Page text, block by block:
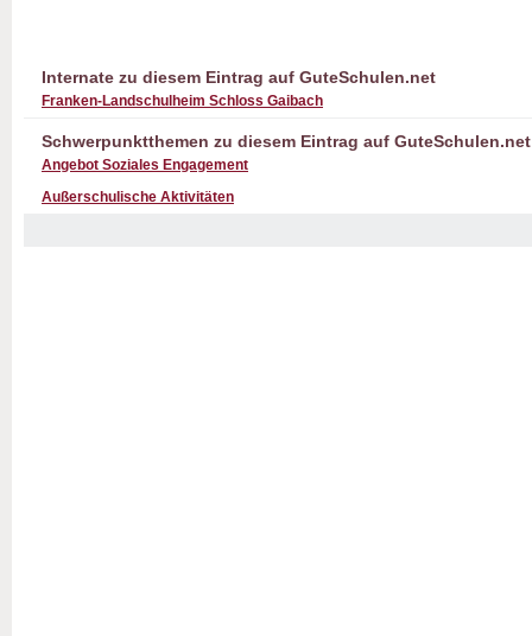
Internate zu diesem Eintrag auf GuteSchulen.net
Franken-Landschulheim Schloss Gaibach
Schwerpunktthemen zu diesem Eintrag auf GuteSchulen.net
Angebot Soziales Engagement
Außerschulische Aktivitäten